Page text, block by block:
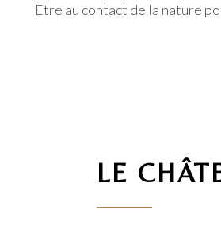
Etre au contact de la nature
LE